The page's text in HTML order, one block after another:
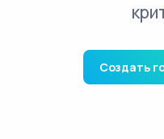
Создать